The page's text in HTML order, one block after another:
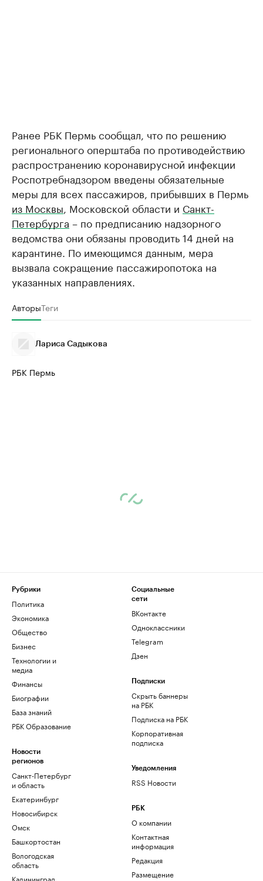
Ранее РБК Пермь сообщал, что по решению
регионального оперштаба по противодействию
распространению коронавирусной инфекции
Роспотребнадзором введены обязательные
меры для всех пассажиров, прибывших в Пермь
из Москвы , Московской области и Санкт-
Петербурга – по предписанию надзорного
ведомства они обязаны проводить 14 дней на
карантине. По имеющимся данным, мера
вызвала сокращение пассажиропотока на
указанных направлениях.
АвторыТеги
Лариса Садыкова
РБК Пермь
Рубрики
Политика
Экономика
Общество
Бизнес
Технологии и
медиа
Финансы
Биографии
База знаний
РБК Образование
Новости
регионов
Санкт-Петербург
и область
Екатеринбург
Новосибирск
Омск
Башкортостан
Вологодская
область
Калининград
Социальные
сети
ВКонтакте
Одноклассники
Telegram
Дзен
Подписки
Скрыть баннеры
на РБК
Подписка на РБК
Корпоративная
подписка
Уведомления
RSS Новости
РБК
О компании
Контактная
информация
Редакция
Размещение